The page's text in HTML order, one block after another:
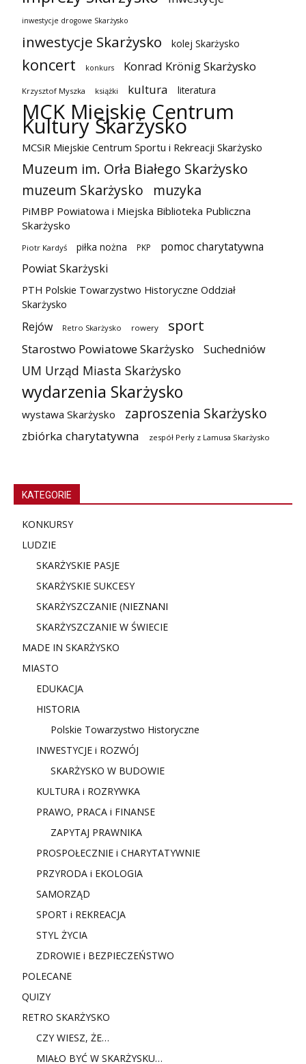
inwestycje drogowe Skarżysko
inwestycje Skarżysko kolej Skarżysko
koncert konkurs Konrad Krönig Skarżysko
Krzysztof Myszka książki kultura literatura
MCK Miejskie Centrum
Kultury Skarżysko
MCSiR Miejskie Centrum Sportu i Rekreacji Skarżysko
Muzeum im. Orła Białego Skarżysko
muzeum Skarżysko
muzyka
PiMBP Powiatowa i Miejska Biblioteka Publiczna
Skarżysko
Piotr Kardyś piłka nożna PKP
pomoc charytatywna
Powiat Skarżyski
PTH Polskie Towarzystwo Historyczne Oddział
Skarżysko
Rejów Retro Skarżysko rowery sport
Starostwo Powiatowe Skarżysko Suchedniów
UM Urząd Miasta Skarżysko
wydarzenia Skarżysko
wystawa Skarżysko zaproszenia Skarżysko
zbiórka charytatywna zespół Perły z Lamusa Skarżysko
KATEGORIE
KONKURSY
LUDZIE
SKARŻYSKIE PASJE
SKARŻYSKIE SUKCESY
SKARŻYSZCZANIE (NIEZNANI
SKARŻYSZCZANIE W ŚWIECIE
MADE IN SKARŻYSKO
MIASTO
EDUKACJA
HISTORIA
Polskie Towarzystwo Historyczne
INWESTYCJE i ROZWÓJ
SKARŻYSKO W BUDOWIE
KULTURA i ROZRYWKA
PRAWO, PRACA i FINANSE
ZAPYTAJ PRAWNIKA
PROSPOŁECZNIE i CHARYTATYWNIE
PRZYRODA i EKOLOGIA
SAMORZĄD
SPORT i REKREACJA
STYL ŻYCIA
ZDROWIE i BEZPIECZEŃSTWO
POLECANE
QUIZY
RETRO SKARŻYSKO
CZY WIESZ, ŻE…
MIAŁO BYĆ W SKARŻYSKU…